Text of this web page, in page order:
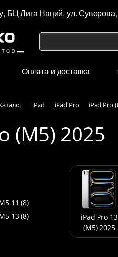
БЦ Лига Наций, ул. Суворова,
Оплата и доставка
iPad iPad Pro iPad Pro
(M5) 2025
11 (8)
13 (8)
iPad Pro 13
(M5) 2025